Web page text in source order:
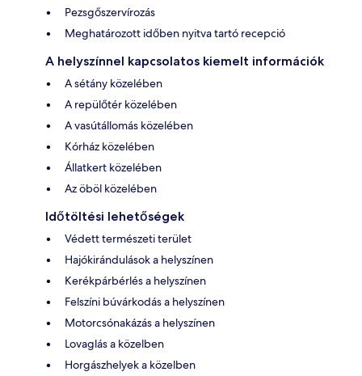
Pezsgőszervírozás
Meghatározott időben nyitva tartó recepció
A helyszínnel kapcsolatos kiemelt információk
A sétány közelében
A repülőtér közelében
A vasútállomás közelében
Kórház közelében
Állatkert közelében
Az öböl közelében
Időtöltési lehetőségek
Védett természeti terület
Hajókirándulások a helyszínen
Kerékpárbérlés a helyszínen
Felszíni búvárkodás a helyszínen
Motorcsónakázás a helyszínen
Lovaglás a közelben
Horgászhelyek a közelben